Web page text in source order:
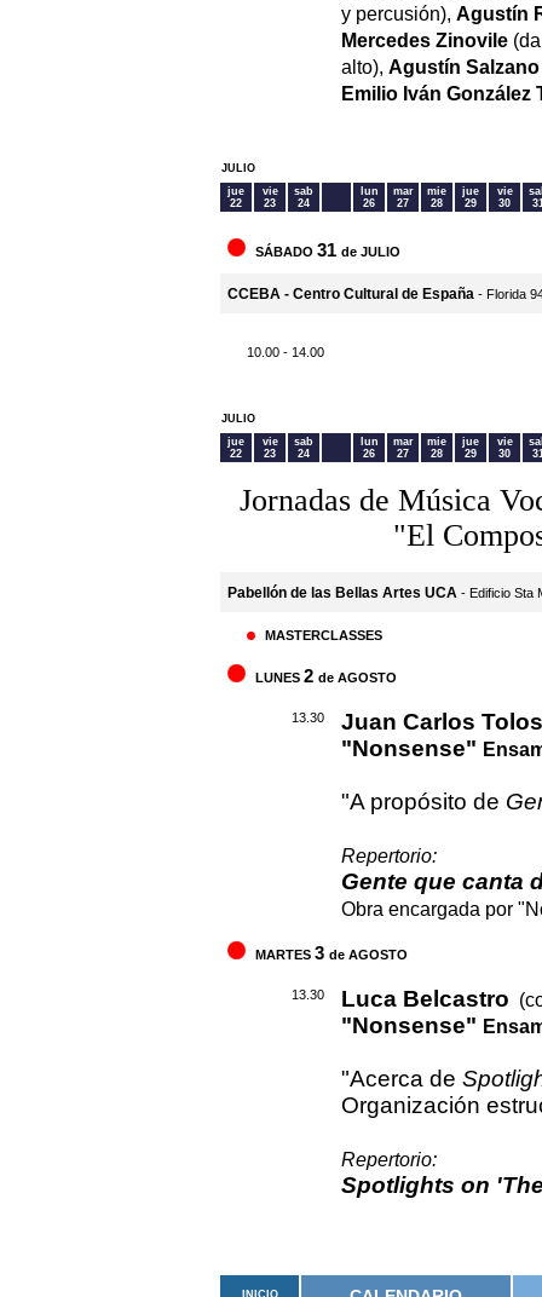
y percusión), Agustín
Mercedes Zinovile
alto), Agustín Salzano
Emilio Iván González
JULIO
jue
22
vie
23
sab
24
lun
26
mar
27
mie
28
jue
29
vie
30
SÁBADO 31 de JULIO
CCEBA - Centro Cultural de España - Florida
10.00 - 14.00
JULIO
jue
22
vie
23
sab
24
lun
26
mar
27
mie
28
jue
29
vie
30
Jornadas de Música
"El
Pabellón de las Bellas Artes UCA - Edificio Sta
MASTERCLASSES
LUNES 2 de AGOSTO
13.30
Juan Carlos
"Nonsense"
"A propósito de
Repertorio:
Gente que canta
Obra encargada por
MARTES 3 de AGOSTO
13.30 Luca Belcastro
"Nonsense"
"Acerca de
Organización
Repertorio:
Spotlights on